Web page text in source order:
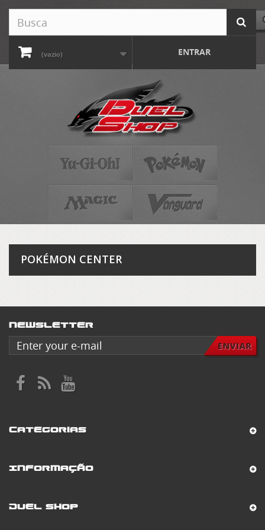
(vazio) ENTRAR
POKÉMON CENTER
Newsletter
Categorias
Informação
Duel Shop